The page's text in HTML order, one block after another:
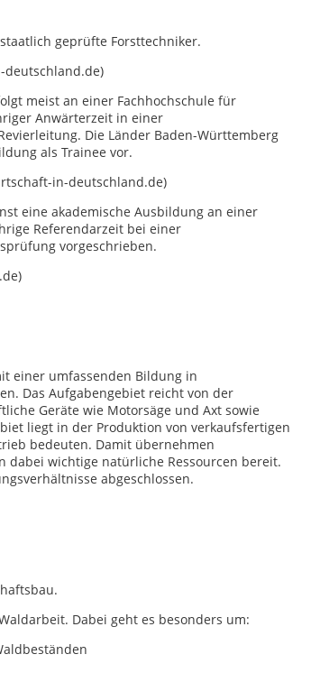
geprüfte Forsttechniker.
meist an einer Fachhochschule für
Anwärterzeit in einer
Die Länder Baden-Württemberg
als Trainee vor.
in-deutschland.de)
eine akademische Ausbildung an einer
Referendarzeit bei einer
vorgeschrieben.
einer umfassenden Bildung in
Das Aufgabengebiet reicht von der
Geräte wie Motorsäge und Axt sowie
liegt in der Produktion von verkaufsfertigen
bedeuten. Damit übernehmen
dabei wichtige natürliche Ressourcen bereit.
abgeschlossen.
Dabei geht es besonders um: